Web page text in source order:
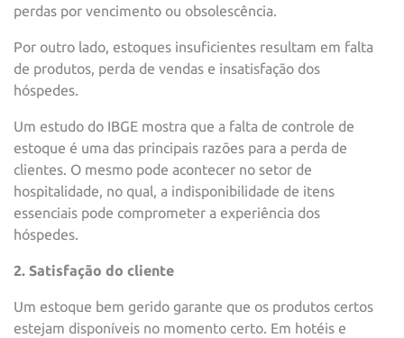
perdas por vencimento ou obsolescência.
Por outro lado, estoques insuficientes resultam em falta
de produtos, perda de vendas e insatisfação dos
hóspedes.
Um estudo do IBGE mostra que a falta de controle de
estoque é uma das principais razões para a perda de
clientes. O mesmo pode acontecer no setor de
hospitalidade, no qual, a indisponibilidade de itens
essenciais pode comprometer a experiência dos
hóspedes.
2. Satisfação do cliente
Um estoque bem gerido garante que os produtos certos
estejam disponíveis no momento certo. Em hotéis e